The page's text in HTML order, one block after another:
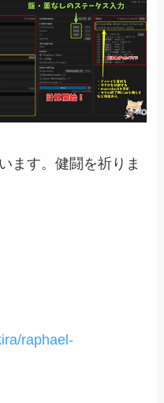
ます。健闘を祈りま
raphael-